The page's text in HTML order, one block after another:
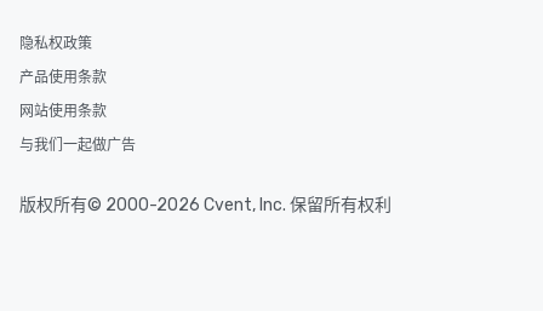
隐私权政策
产品使用条款
网站使用条款
与我们一起做广告
版权所有© 2000-2026 Cvent, Inc. 保留所有权利